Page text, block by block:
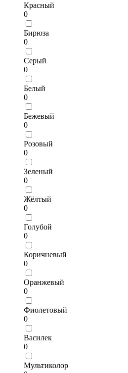
Красный
0
Бирюза
0
Серый
0
Белый
0
Бежевый
0
Розовый
0
Зеленый
0
Жёлтый
0
Голубой
0
Коричневый
0
Оранжевый
0
Фиолетовый
0
Василек
0
Мультиколор